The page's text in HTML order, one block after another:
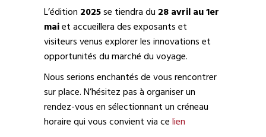
L’édition 2025se tiendra du 28 avril au 1er
maiet accueillera des exposants et
visiteurs venus explorer les innovations et
opportunités du marché du voyage.
Nous serions enchantés de vous rencontrer
sur place. N’hésitez pas à organiser un
rendez-vous en sélectionnant un créneau
horaire qui vous convient via celien